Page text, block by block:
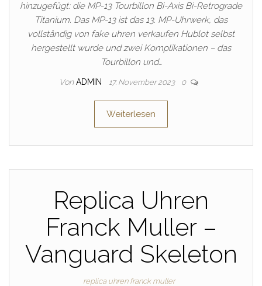
hinzugefügt: die MP-13 Tourbillon Bi-Axis Bi-Retrograde
Titanium. Das MP-13 ist das 13. MP-Uhrwerk, das
vollständig von fake uhren verkaufen Hublot selbst
hergestellt wurde und zwei Komplikationen – das
Tourbillon und…
Von ADMIN 17. November 2023 0
Weiterlesen
Replica Uhren
Franck Muller –
Vanguard Skeleton
replica uhren franck muller